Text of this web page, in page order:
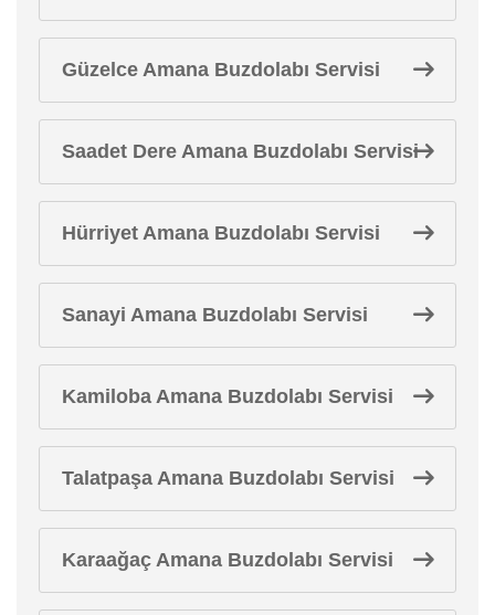
Güzelce Amana Buzdolabı Servisi
Saadet Dere Amana Buzdolabı Servisi
Hürriyet Amana Buzdolabı Servisi
Sanayi Amana Buzdolabı Servisi
Kamiloba Amana Buzdolabı Servisi
Talatpaşa Amana Buzdolabı Servisi
Karaağaç Amana Buzdolabı Servisi